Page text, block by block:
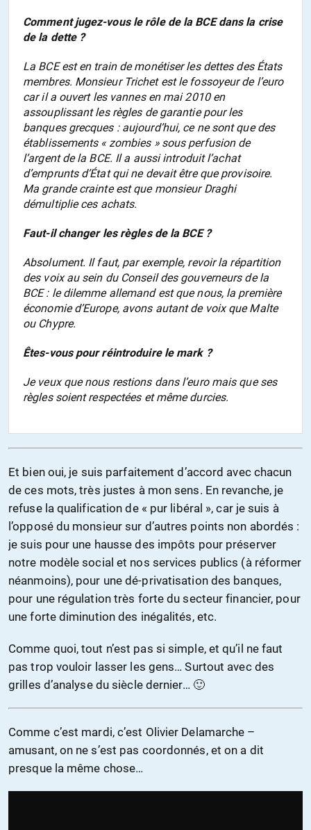
Comment jugez-vous le rôle de la BCE dans la crise
de la dette ?
La BCE est en train de monétiser les dettes des États
membres. Monsieur Trichet est le fossoyeur de l’euro
car il a ouvert les vannes en mai 2010 en
assouplissant les règles de garantie pour les
banques grecques : aujourd’hui, ce ne sont que des
établissements « zombies » sous perfusion de
l’argent de la BCE. Il a aussi introduit l’achat
d’emprunts d’État qui ne devait être que provisoire.
Ma grande crainte est que monsieur Draghi
démultiplie ces achats.
Faut-il changer les règles de la BCE ?
Absolument. Il faut, par exemple, revoir la répartition
des voix au sein du Conseil des gouverneurs de la
BCE : le dilemme allemand est que nous, la première
économie d’Europe, avons autant de voix que Malte
ou Chypre.
Êtes-vous pour réintroduire le mark ?
Je veux que nous restions dans l’euro mais que ses
règles soient respectées et même durcies.
Et bien oui, je suis parfaitement d’accord avec chacun
de ces mots, très justes à mon sens. En revanche, je
refuse la qualification de « pur libéral », car je suis à
l’opposé du monsieur sur d’autres points non abordés :
je suis pour une hausse des impôts pour préserver
notre modèle social et nos services publics (à réformer
néanmoins), pour une dé-privatisation des banques,
pour une régulation très forte du secteur financier, pour
une forte diminution des inégalités, etc.
Comme quoi, tout n’est pas si simple, et qu’il ne faut
pas trop vouloir lasser les gens… Surtout avec des
grilles d’analyse du siècle dernier… 🙂
Comme c’est mardi, c’est Olivier Delamarche –
amusant, on ne s’est pas coordonnés, et on a dit
presque la même chose…